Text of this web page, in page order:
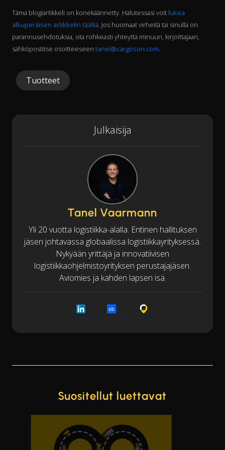
Tämä blogiartikkeli on konekäännetty. Halutessasi voit lukea
alkuperäisen artikkelin täältä . Jos huomaat virheitä tai sinulla on
parannusehdotuksia, ota rohkeasti yhteyttä minuun, kirjoittajaan,
sähköpostitse osoitteeseen tanel@cargoson.com
Tuotteet
Julkaisija
Tanel Vaarmann
Yli 20 vuotta logistiikka-alalla. Entinen hallituksen
jäsen johtavassa globaalissa logistiikkayrityksessä.
Nykyään yrittäjä ja innovatiivisen
logistiikkaohjelmistoyrityksen perustajajäsen.
Aviomies ja kahden lapsen isä.
Suositellut luettavat